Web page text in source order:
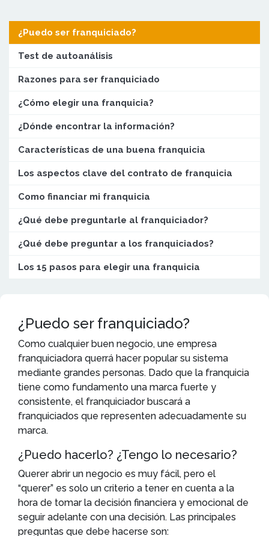
¿Puedo ser franquiciado?
Test de autoanálisis
Razones para ser franquiciado
¿Cómo elegir una franquicia?
¿Dónde encontrar la información?
Características de una buena franquicia
Los aspectos clave del contrato de franquicia
Como financiar mi franquicia
¿Qué debe preguntarle al franquiciador?
¿Qué debe preguntar a los franquiciados?
Los 15 pasos para elegir una franquicia
¿Puedo ser franquiciado?
Como cualquier buen negocio, une empresa
franquiciadora querrá hacer popular su sistema
mediante grandes personas. Dado que la franquicia
tiene como fundamento una marca fuerte y
consistente, el franquiciador buscará a
franquiciados que representen adecuadamente su
marca.
¿Puedo hacerlo? ¿Tengo lo necesario?
Querer abrir un negocio es muy fácil, pero el
“querer” es solo un criterio a tener en cuenta a la
hora de tomar la decisión financiera y emocional de
seguir adelante con una decisión. Las principales
preguntas que debe hacerse son: